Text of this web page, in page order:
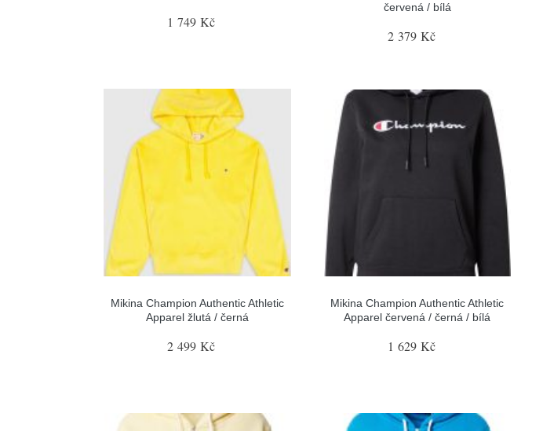
1 749 Kč
červená / bílá
2 379 Kč
Mikina Champion Authentic Athletic
Apparel žlutá / černá
2 499 Kč
Mikina Champion Authentic Athletic
Apparel červená / černá / bílá
1 629 Kč